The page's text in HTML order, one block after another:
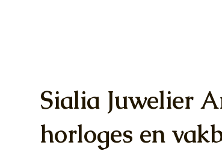
Sialia Juwelier
horloges en